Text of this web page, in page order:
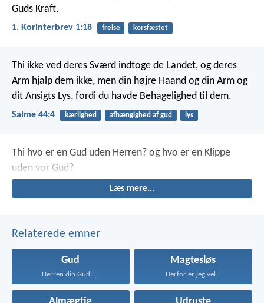
Guds Kraft.
1. Korinterbrev 1:18 frelse korsfæstet
Thi ikke ved deres Sværd indtoge de Landet, og deres
Arm hjalp dem ikke, men din højre Haand og din Arm og
dit Ansigts Lys, fordi du havde Behagelighed til dem.
Salme 44:4 kærlighed afhængighed af gud lys
Thi hvo er en Gud uden Herren? og hvo er en Klippe
uden vor Gud?
Læs mere...
Relaterede emner
Gud
Herren din Gud i...
Magtesløs
Derfor er jeg vel...